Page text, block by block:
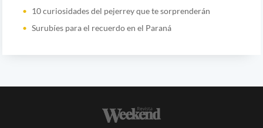
10 curiosidades del pejerrey que te sorprenderán
Surubíes para el recuerdo en el Paraná